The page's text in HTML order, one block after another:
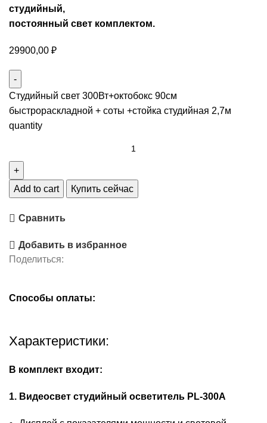
студийный,
постоянный свет комплектом.
29900,00 ₽
Студийный свет 300Вт+октобокс 90см
быстрораскладной + соты +стойка студийная 2,7м
quantity
Add to cart Купить сейчас
Сравнить
Добавить в избранное
Поделиться:
Способы оплаты:
Характеристики:
В комплект входит:
1. Bидеосвет студийный ocветитель РL-300А